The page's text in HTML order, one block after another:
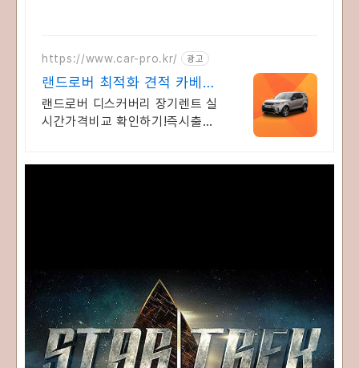
https://www.car-pro.kr/ 광고
랜드로버 최적화 견적 카베이
랜드로버 특가차량 무료견적
랜드로버 디스커버리 장기렌트 실
시간가격비교 확인하기!즉시출고